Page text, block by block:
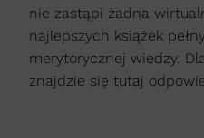
nie zastąpi żadna
najlepszych książek
merytorycznej wiedzy.
znajdzie się tutaj